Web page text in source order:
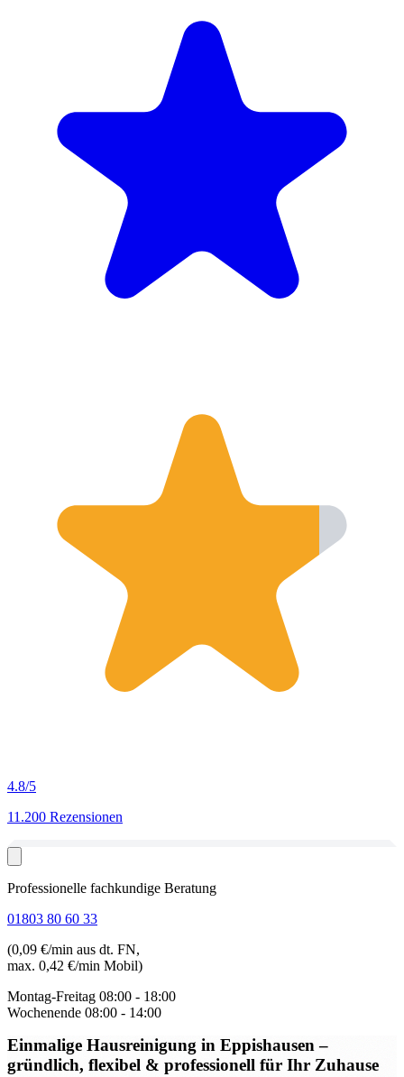
4.8/5
11.200 Rezensionen
Professionelle fachkundige Beratung
01803 80 60 33
(0,09 €/min aus dt. FN,
max. 0,42 €/min Mobil)
Montag-Freitag 08:00 - 18:00
Wochenende 08:00 - 14:00
Einmalige Hausreinigung in Eppishausen–
gründlich, flexibel & professionell für Ihr Zuhause